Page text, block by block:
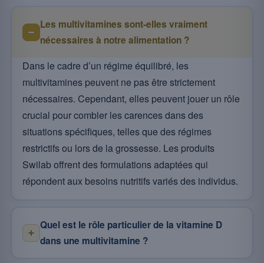
Les multivitamines sont-elles vraiment
nécessaires à notre alimentation ?
Dans le cadre d’un régime équilibré, les
multivitamines peuvent ne pas être strictement
nécessaires. Cependant, elles peuvent jouer un rôle
crucial pour combler les carences dans des
situations spécifiques, telles que des régimes
restrictifs ou lors de la grossesse. Les produits
Swilab offrent des formulations adaptées qui
répondent aux besoins nutritifs variés des individus.
Quel est le rôle particulier de la vitamine D
dans une multivitamine ?